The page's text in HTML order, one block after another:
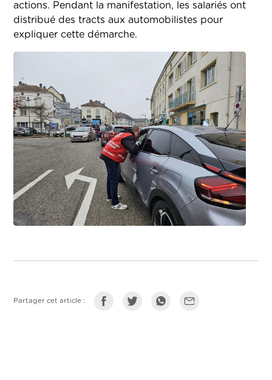
actions. Pendant la manifestation, les salariés ont
distribué des tracts aux automobilistes pour
expliquer cette démarche.
Partager cet article :